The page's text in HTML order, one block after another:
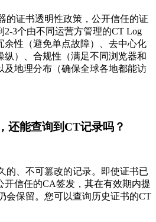
的证书透明性政策，公开信任的证
2-3个由不同运营方管理的CT Log
余性（避免单点故障）、去中心化
纵）、合规性（满足不同浏览器和
及地理分布（确保全球各地都能访
还能查询到CT记录吗？
的、不可篡改的记录。即使证书已
开信任的CA签发，其在有效期内提
会保留。您可以查询历史证书的CT